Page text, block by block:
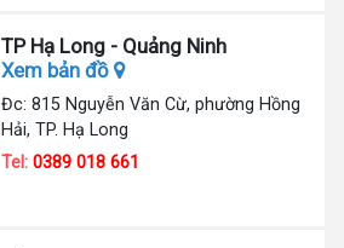
TP Hạ Long - Quảng Ninh
Xem bản đồ
Đc: 815 Nguyễn Văn Cừ, phường Hồng
Hải, TP. Hạ Long
Tel:0389 018 661